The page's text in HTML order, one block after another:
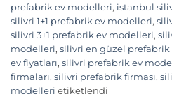
prefabrik ev modelleri, istanbul
silivri 1+1 prefabrik ev modelleri,
silivri 3+1 prefabrik ev modelleri,
modelleri, silivri en güzel
ev fiyatları, silivri prefabrik ev
firmaları, silivri prefabrik firması,
modelleri etiketlendi